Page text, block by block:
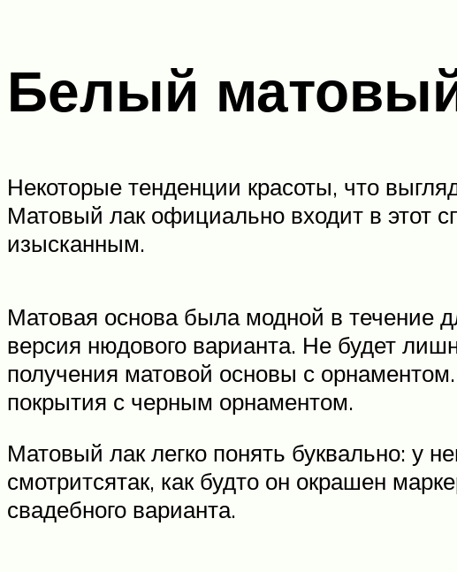
Белый
Некоторые тенденции красоты, что
Матовый лак официально входит в этот
изысканным.
Матовая основа была модной в течение
версия нюдового варианта. Не будет
получения матовой основы с
покрытия с черным орнаментом.
Матовый лак легко понять буквально: у
смотритсятак, как будто он окрашен
свадебного варианта.